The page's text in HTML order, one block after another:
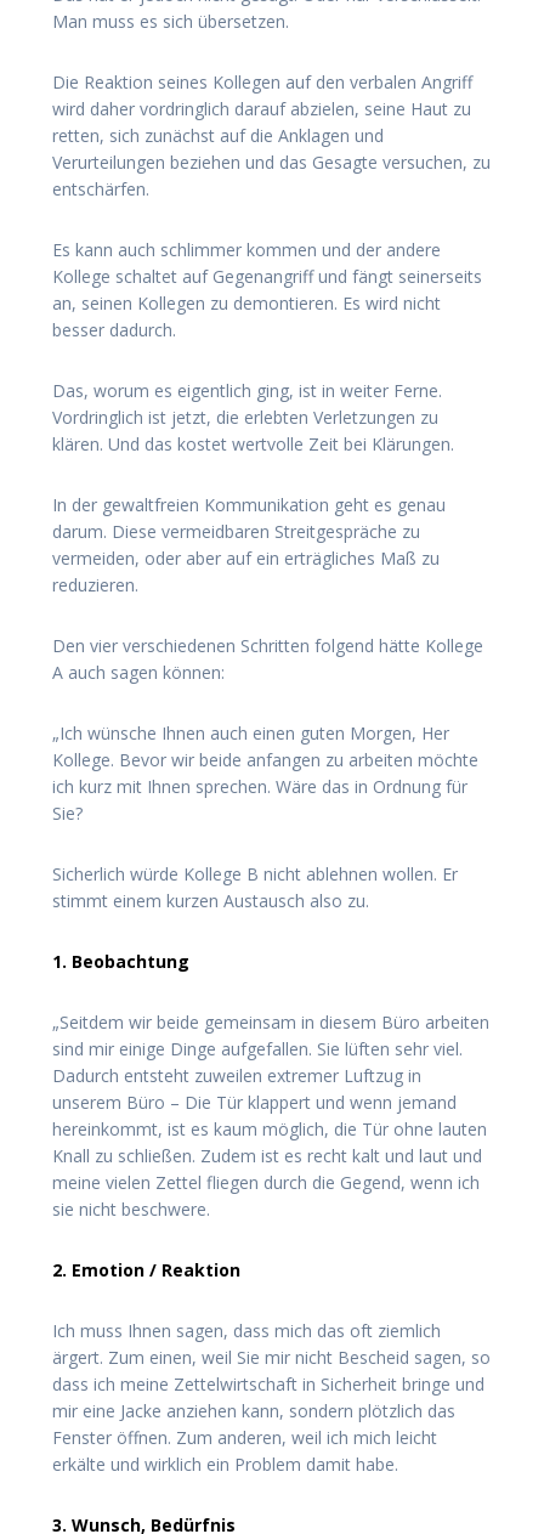
Man muss es sich übersetzen.
Die Reaktion seines Kollegen auf den verbalen Angriff
wird daher vordringlich darauf abzielen, seine Haut zu
retten, sich zunächst auf die Anklagen und
Verurteilungen beziehen und das Gesagte versuchen, zu
entschärfen.
Es kann auch schlimmer kommen und der andere
Kollege schaltet auf Gegenangriff und fängt seinerseits
an, seinen Kollegen zu demontieren. Es wird nicht
besser dadurch.
Das, worum es eigentlich ging, ist in weiter Ferne.
Vordringlich ist jetzt, die erlebten Verletzungen zu
klären. Und das kostet wertvolle Zeit bei Klärungen.
In der gewaltfreien Kommunikation geht es genau
darum. Diese vermeidbaren Streitgespräche zu
vermeiden, oder aber auf ein erträgliches Maß zu
reduzieren.
Den vier verschiedenen Schritten folgend hätte Kollege
A auch sagen können:
„Ich wünsche Ihnen auch einen guten Morgen, Her
Kollege. Bevor wir beide anfangen zu arbeiten möchte
ich kurz mit Ihnen sprechen. Wäre das in Ordnung für
Sie?
Sicherlich würde Kollege B nicht ablehnen wollen. Er
stimmt einem kurzen Austausch also zu.
1. Beobachtung
„Seitdem wir beide gemeinsam in diesem Büro arbeiten
sind mir einige Dinge aufgefallen. Sie lüften sehr viel.
Dadurch entsteht zuweilen extremer Luftzug in
unserem Büro – Die Tür klappert und wenn jemand
hereinkommt, ist es kaum möglich, die Tür ohne lauten
Knall zu schließen. Zudem ist es recht kalt und laut und
meine vielen Zettel fliegen durch die Gegend, wenn ich
sie nicht beschwere.
2. Emotion / Reaktion
Ich muss Ihnen sagen, dass mich das oft ziemlich
ärgert. Zum einen, weil Sie mir nicht Bescheid sagen, so
dass ich meine Zettelwirtschaft in Sicherheit bringe und
mir eine Jacke anziehen kann, sondern plötzlich das
Fenster öffnen. Zum anderen, weil ich mich leicht
erkälte und wirklich ein Problem damit habe.
3. Wunsch, Bedürfnis